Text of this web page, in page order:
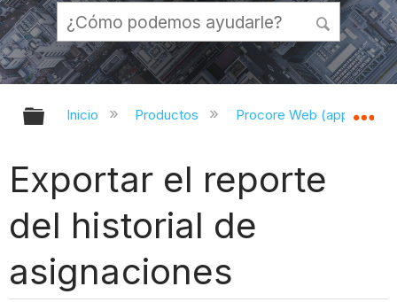
Expandir/contraer jerarquía global
Inicio Productos Procore Web
Exportar el reporte
del historial de
asignaciones